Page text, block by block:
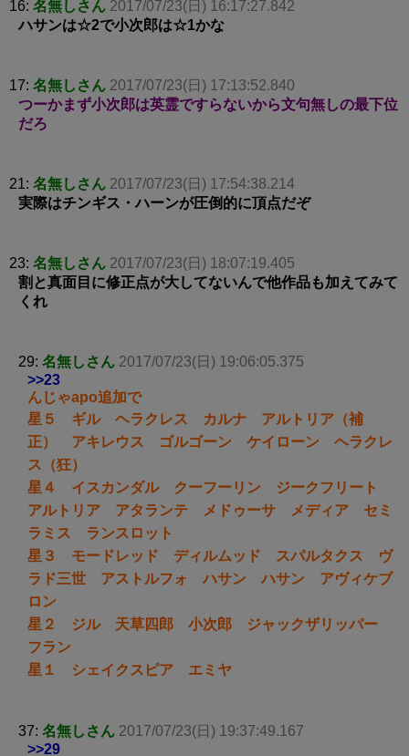
16: 名無しさん 2017/07/23(日) 16:17:27.842
ハサンは☆2で小次郎は☆1かな
17: 名無しさん 2017/07/23(日) 17:13:52.840
つーかまず小次郎は英霊ですらないから文句無しの最下位
だろ
21: 名無しさん 2017/07/23(日) 17:54:38.214
実際はチンギス・ハーンが圧倒的に頂点だぞ
23: 名無しさん 2017/07/23(日) 18:07:19.405
割と真面目に修正点が大してないんで他作品も加えてみて
くれ
29: 名無しさん 2017/07/23(日) 19:06:05.375
>>23
んじゃapo追加で
星５ ギル ヘラクレス カルナ アルトリア（補
正） アキレウス ゴルゴーン ケイローン ヘラクレ
ス（狂）
星４ イスカンダル クーフーリン ジークフリート
アルトリア アタランテ メドゥーサ メディア セミ
ラミス ランスロット
星３ モードレッド ディルムッド スパルタクス ヴ
ラド三世 アストルフォ ハサン ハサン アヴィケブ
ロン
星２ ジル 天草四郎 小次郎 ジャックザリッパー
フラン
星１ シェイクスピア エミヤ
37: 名無しさん 2017/07/23(日) 19:37:49.167
>>29